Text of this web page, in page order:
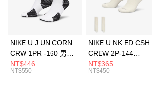
華南商業銀行
彰化商業銀行
上海商業儲蓄銀行
元大商業銀行
Apple Pay
全盈+PAY
AFTEE先享後付
NIKE U J UNICORN
CRW 1PR -160 男女
中統襪 FZ3393100
NT$446
NT$550
NIKE U NK ED CSH
CREW 2P-144
EMBRDY 男女 短統襪
FZ3073133
NT$365
NT$450